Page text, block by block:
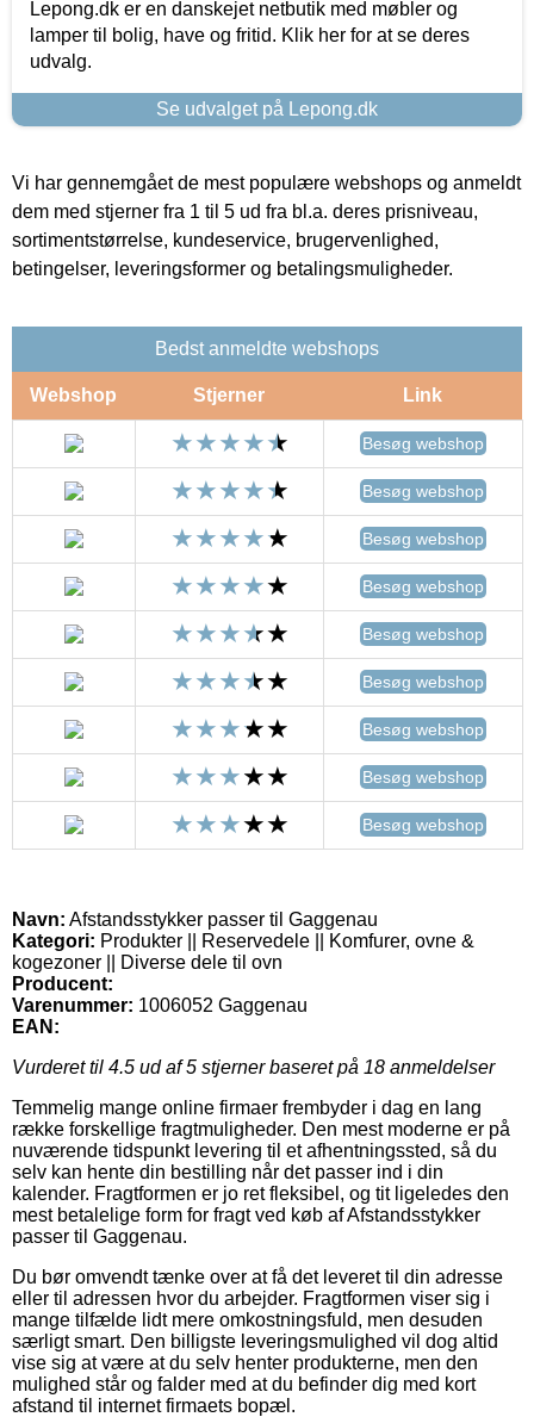
Lepong.dk er en danskejet netbutik med møbler og
lamper til bolig, have og fritid. Klik her for at se deres
udvalg.
Se udvalget på Lepong.dk
Vi har gennemgået de mest populære webshops og anmeldt
dem med stjerner fra 1 til 5 ud fra bl.a. deres prisniveau,
sortimentstørrelse, kundeservice, brugervenlighed,
betingelser, leveringsformer og betalingsmuligheder.
Bedst anmeldte webshops
Webshop Stjerner Link
Besøg webshop
Besøg webshop
Besøg webshop
Besøg webshop
Besøg webshop
Besøg webshop
Besøg webshop
Besøg webshop
Besøg webshop
Navn: Afstandsstykker passer til Gaggenau
Kategori: Produkter || Reservedele || Komfurer, ovne &
kogezoner || Diverse dele til ovn
Producent:
Varenummer: 1006052 Gaggenau
EAN:
Vurderet til 4.5 ud af 5 stjerner baseret på 18 anmeldelser
Temmelig mange online firmaer frembyder i dag en lang
række forskellige fragtmuligheder. Den mest moderne er på
nuværende tidspunkt levering til et afhentningssted, så du
selv kan hente din bestilling når det passer ind i din
kalender. Fragtformen er jo ret fleksibel, og tit ligeledes den
mest betalelige form for fragt ved køb af Afstandsstykker
passer til Gaggenau.
Du bør omvendt tænke over at få det leveret til din adresse
eller til adressen hvor du arbejder. Fragtformen viser sig i
mange tilfælde lidt mere omkostningsfuld, men desuden
særligt smart. Den billigste leveringsmulighed vil dog altid
vise sig at være at du selv henter produkterne, men den
mulighed står og falder med at du befinder dig med kort
afstand til internet firmaets bopæl.